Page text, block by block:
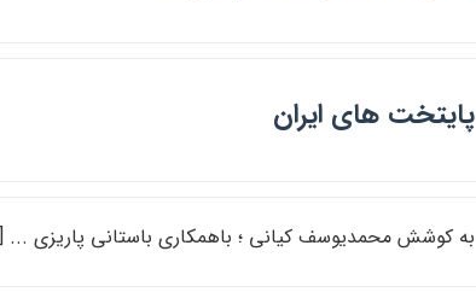
پايتخت هاي ايران
به كوشش محمديوسف كياني ؛ باهمكاري باستاني پاريزي ...